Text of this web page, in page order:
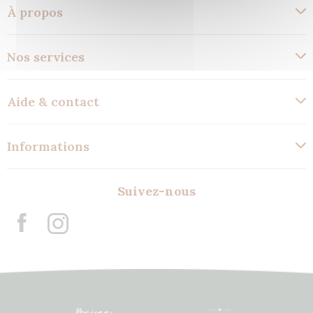
À propos
Nos services
Aide & contact
Informations
Suivez-nous